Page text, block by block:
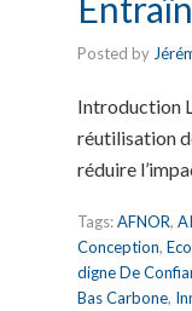
Posted by
Introduction
réutilisation
réduire
Tags:AFNOR,
Conception,
digne De
Bas Carbone,